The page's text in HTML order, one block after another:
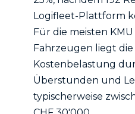
Logifleet-Plattform
Für die meisten KMU
Fahrzeugen liegt
Kostenbelastung
Überstunden und
typischerweise